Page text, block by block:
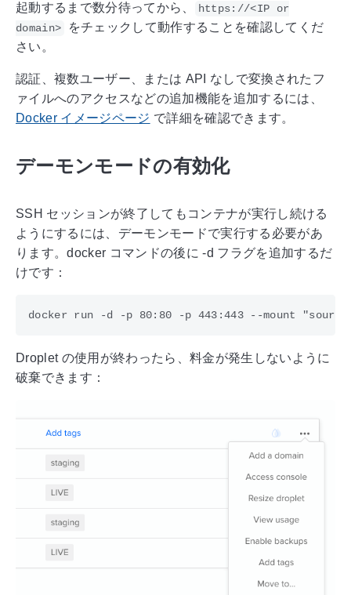
起動するまで数分待ってから、
https://<IP or
domain>
をチェックして動作することを確認してくだ
さい。
認証、複数ユーザー、または API なしで変換されたフ
ァイルへのアクセスなどの追加機能を追加するには、
Docker イメージページ で詳細を確認できます。
デーモンモードの有効化
SSH セッションが終了してもコンテナが実行し続ける
ようにするには、デーモンモードで実行する必要があ
ります。docker コマンドの後に -d フラグを追加するだ
けです：
Droplet の使用が終わったら、料金が発生しないように
破棄できます：